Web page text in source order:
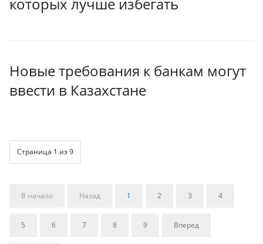
Новые требования к банкам могут
ввести в Казахстане
Страница 1 из 9
В начало Назад 1 2 3 4
5 6 7 8 9 Вперед